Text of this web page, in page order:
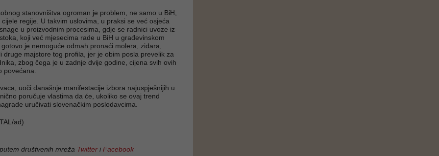
stanovništva ogroman je problem, ne samo u BiH,
regije. U takvim uslovima, u praksi se već osjeća
u proizvodnim procesima, gdje se radnici uvoze iz
koji već mjesecima rade u BiH u građevinskom
je nemoguće odmah pronaći molera, zidara,
druge majstore tog profila, jer je obim posla prevelik za
zbog čega je u zadnje dvije godine, cijena svih ovih
povećana.
uoči današnje manifestacije izbora najuspješnijih u
poručuje vlastima da će, ukoliko se ovaj trend
uručivati slovenačkim poslodavcima.
ad)
društvenih mreža Twitter iFacebook